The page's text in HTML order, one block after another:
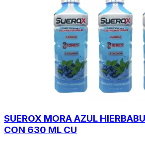
SUEROX MORA AZUL
CON 630 ML CU